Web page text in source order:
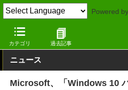
Powered by
カテゴリ 過去記事
窓の杜 システム・ファイル
ニュース
Microsoft、「Windows 10